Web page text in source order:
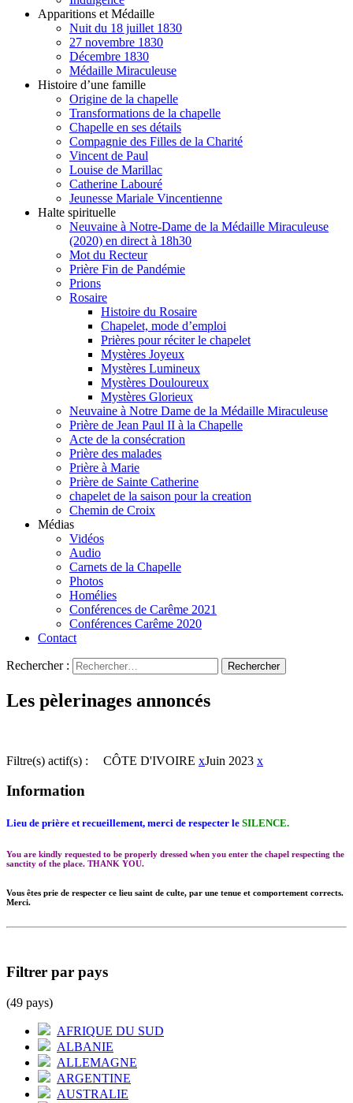
Apparitions et Médaille
Nuit du 18 juillet 1830
27 novembre 1830
Décembre 1830
Médaille Miraculeuse
Histoire d’une famille
Origine de la chapelle
Transformations de la chapelle
Chapelle en ses détails
Compagnie des Filles de la Charité
Vincent de Paul
Louise de Marillac
Catherine Labouré
Jeunesse Mariale Vincentienne
Halte spirituelle
Neuvaine à Notre-Dame de la Médaille Miraculeuse
(2020) en direct à 18h30
Mot du Recteur
Prière Fin de Pandémie
Prions
Rosaire
Histoire du Rosaire
Chapelet, mode d’emploi
Prières pour réciter le chapelet
Mystères Joyeux
Mystères Lumineux
Mystères Douloureux
Mystères Glorieux
Neuvaine à Notre Dame de la Médaille Miraculeuse
Prière de Jean Paul II à la Chapelle
Acte de la consécration
Prière des malades
Prière à Marie
Prière de Sainte Catherine
chapelet de la saison pour la creation
Chemin de Croix
Médias
Vidéos
Audio
Carnets de la Chapelle
Photos
Homélies
Conférences de Carême 2021
Conférences Carême 2020
Contact
Rechercher :
Les pèlerinages annoncés
Filtre(s) actif(s) : CÔTE D'IVOIRE xJuin 2023 x
Information
Lieu de prière et recueillement, merci de respecter le SILENCE.
You are kindly requested to be properly dressed when you enter the chapel respecting the
sanctity of the place. THANK YOU.
Vous êtes prie de respecter ce lieu saint de culte, par une tenue et comportement corrects.
Merci.
Filtrer par pays
(49 pays)
AFRIQUE DU SUD
ALBANIE
ALLEMAGNE
ARGENTINE
AUSTRALIE